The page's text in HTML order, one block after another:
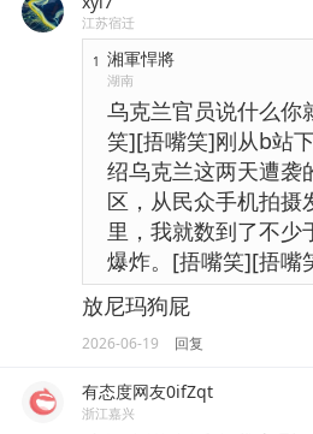
江苏宿迁
1 湘軍悍將
湖南
乌克兰官员说什么你
笑][捂嘴笑]刚从b站
绍乌克兰这两天遭袭
区，从民众手机拍摄
里，我就数到了不少
爆炸。[捂嘴笑][捂嘴
放尼玛狗屁
2026-06-19 回复
有态度网友0ifZqt
浙江嘉兴